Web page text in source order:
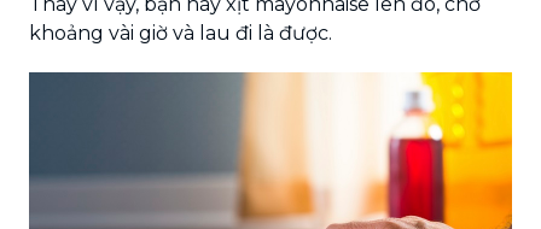
khoảng vài giờ và lau đi là được.